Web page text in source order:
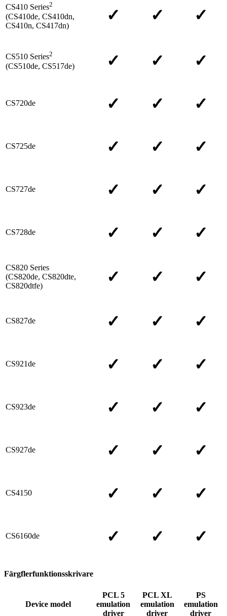
CS410 Series2
(CS410de, CS410dn,
CS410n, CS417dn)
✓ ✓ ✓
CS510 Series2
(CS510de, CS517de) ✓ ✓ ✓
CS720de ✓ ✓ ✓
CS725de ✓ ✓ ✓
CS727de ✓ ✓ ✓
CS728de ✓ ✓ ✓
CS820 Series
(CS820de, CS820dte,
CS820dtfe)
✓ ✓ ✓
CS827de ✓ ✓ ✓
CS921de ✓ ✓ ✓
CS923de ✓ ✓ ✓
CS927de ✓ ✓ ✓
CS4150 ✓ ✓ ✓
CS6160de ✓ ✓ ✓
Färgflerfunktionsskrivare
Device model
PCL 5
emulation
driver
PCL XL
emulation
driver
PS
emulation
driver